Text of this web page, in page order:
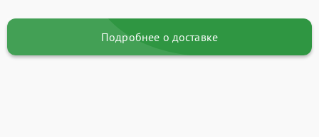
Подробнее о доставке